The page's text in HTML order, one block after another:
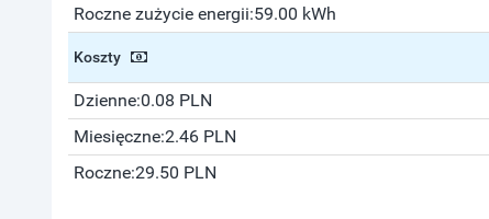
Roczne zużycie energii:59.00 kWh
Koszty
Dzienne:0.08 PLN
Miesięczne:2.46 PLN
Roczne:29.50 PLN